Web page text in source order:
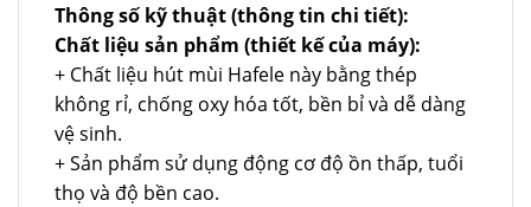
Thông số kỹ thuật (thông tin chi tiết):
Chất liệu sản phẩm (thiết kế của máy):
+ Chất liệu hút mùi Hafele này bằng thép
không rỉ, chống oxy hóa tốt, bền bỉ và dễ dàng
vệ sinh.
+ Sản phẩm sử dụng động cơ độ ồn thấp, tuổi
thọ và độ bền cao.